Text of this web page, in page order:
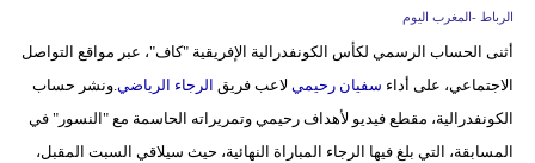
مرأة
أزياء
الرباط -المغرب اليوم
أثنى الحساب الرسمي لكأس الكونفدرالية الإفريقية "كاف"، عبر مواقع التواصل
الاجتماعي، على أداء سفيان رحيمي لاعب فريق الرجاء الرياضي .ونشر حساب
الكونفدرالية، مقطع فيديو لأهداف رحيمي وتمريراته الحاسمة مع "النسور" في
المسابقة، التي بلغ فيها الرجاء المباراة النهائية، حيث سيلاقي السبت المقبل،